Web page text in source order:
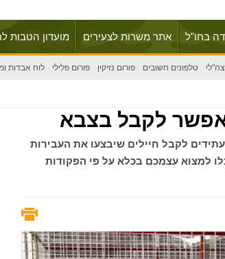
בחו"ל אתר משרות לצעירים מועדון הטבות
צה"לי טלפונים חשובים פורום נזיקין פורום פלילי לוח אבדות
לקבל בצבא
לקבל חיילים שיבצעו את העבירות
למצוא עצמכם בכלא על פי הפקודות